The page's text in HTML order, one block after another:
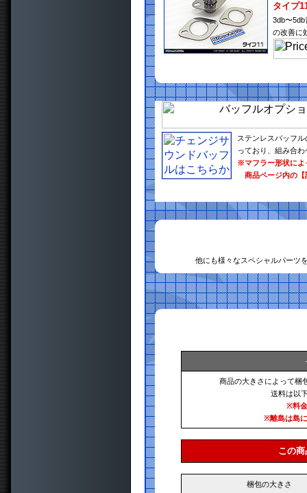
タイプ
3db〜
の改善に
ステンレスバッフ
っており、組み合
※マフラー形状によ
商品ページ内の【
他にも様々なスペシャルパーツ
商品の大きさによって梱
送料は以
※料
※離島は島
この
梱包の大きさ